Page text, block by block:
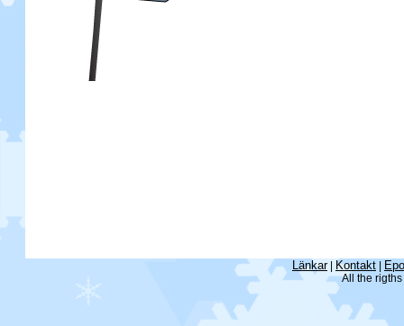
Länkar| Kontakt
All the